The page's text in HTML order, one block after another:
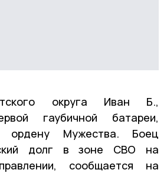
округа Иван Б.,
гаубичной батареи,
ордену Мужества. Боец
долг в зоне СВО на
сообщается на